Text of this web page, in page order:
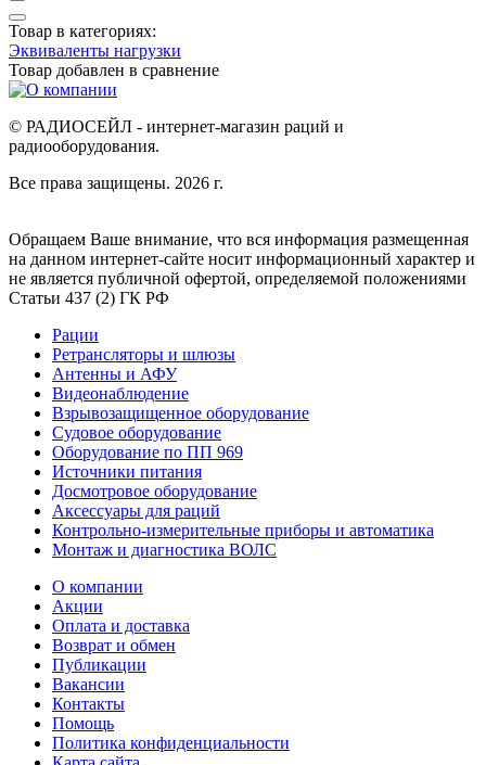
Товар в категориях:
Эквиваленты нагрузки
Товар добавлен в сравнение
© РАДИОСЕЙЛ - интернет-магазин раций и
радиооборудования.
Все права защищены. 2026 г.
Обращаем Ваше внимание, что вся информация размещенная
на данном интернет-сайте носит информационный характер и
не является публичной офертой, определяемой положениями
Статьи 437 (2) ГК РФ
Рации
Ретрансляторы и шлюзы
Антенны и АФУ
Видеонаблюдение
Взрывозащищенное оборудование
Судовое оборудование
Оборудование по ПП 969
Источники питания
Досмотровое оборудование
Аксессуары для раций
Контрольно-измерительные приборы и автоматика
Монтаж и диагностика ВОЛС
О компании
Акции
Оплата и доставка
Возврат и обмен
Публикации
Вакансии
Контакты
Помощь
Политика конфиденциальности